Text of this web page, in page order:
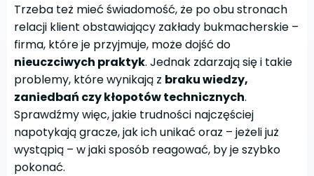
Trzeba też mieć świadomość, że po obu stronach
relacji klient obstawiający zakłady bukmacherskie –
firma, które je przyjmuje, może dojść do
nieuczciwych praktyk. Jednak zdarzają się i takie
problemy, które wynikają z braku wiedzy,
zaniedbań czy kłopotów technicznych.
Sprawdźmy więc, jakie trudności najczęściej
napotykają gracze, jak ich unikać oraz – jeżeli już
wystąpią – w jaki sposób reagować, by je szybko
pokonać.